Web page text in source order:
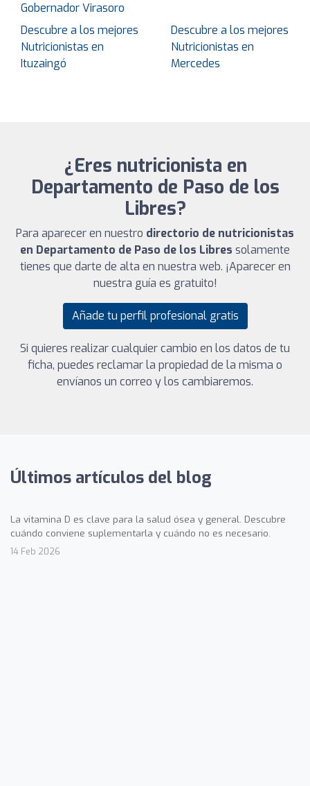
Gobernador Virasoro
Descubre a los mejores
Nutricionistas en
Ituzaingó
Descubre a los mejores
Nutricionistas en
Mercedes
¿Eres nutricionista en
Departamento de Paso de los
Libres?
Para aparecer en nuestro directorio de nutricionistas
en Departamento de Paso de los Libres solamente
tienes que darte de alta en nuestra web. ¡Aparecer en
nuestra guía es gratuito!
Añade tu perfil profesional gratis
Si quieres realizar cualquier cambio en los datos de tu
ficha, puedes reclamar la propiedad de la misma o
envíanos un correo y los cambiaremos.
Últimos artículos del blog
La vitamina D es clave para la salud ósea y general. Descubre
cuándo conviene suplementarla y cuándo no es necesario.
14 Feb 2026